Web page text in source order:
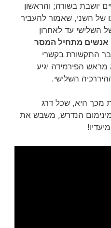
יושבת בשורה; והראשון
של השני, שאמור להעביר
השלישי עד לאחרון
אנשים מתחיל המסר
התקשורת בקשרי
הפירמידה יגיע
השלישי.
מכך היא, שכל דרג
הנדרש, משבש את